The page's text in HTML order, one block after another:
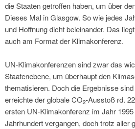
die Staaten getroffen haben, um über
Dieses Mal in Glasgow. So wie jedes
und Hoffnung dicht beieinander. Das
auch am Format der Klimakonferenz.
UN-Klimakonferenzen sind zwar das
Staatenebene, um überhaupt den
thematisieren. Doch die Ergebnisse
erreichte der globale CO2-Ausstoß rd.
ersten UN-Klimakonferenz im Jahr
Jahrhundert vergangen, doch trotz aller